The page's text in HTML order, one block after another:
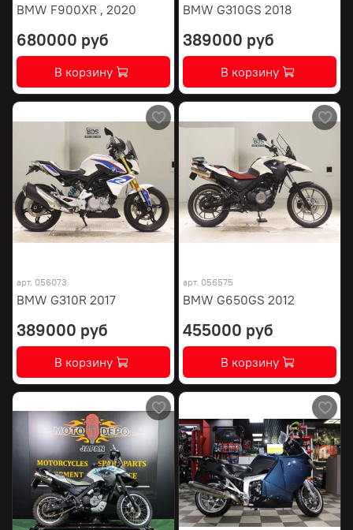
BMW F900XR , 2020
680000 руб
В корзину
BMW G310GS 2018
389000 руб
В корзину
арт. 056073
BMW G310R 2017
389000 руб
В корзину
арт. 056575
BMW G650GS 2012
455000 руб
В корзину